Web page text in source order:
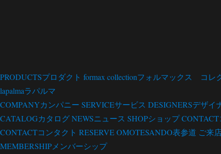
PRODUCTSプロダクト formax collectionフォルマックス コレ
lapalmaラパルマ
COMPANYカンパニー SERVICEサービス DESIGNERSデザイ
CATALOGカタログNEWSニュース SHOPショップCONTACT
CONTACTコンタクト RESERVE OMOTESANDO表参道 ご来
MEMBERSHIPメンバーシップ